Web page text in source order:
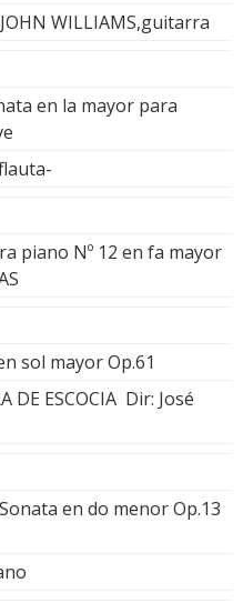
WILLIAMS,guitarra
en la mayor para
piano Nº 12 en fa mayor
sol mayor Op.61
DE ESCOCIA Dir: José
en do menor Op.13